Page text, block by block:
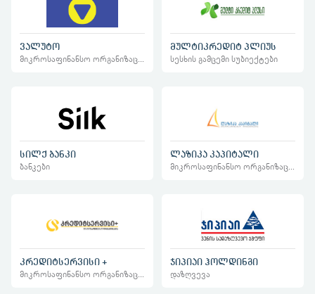
ვალუტო მულტიკრედიტ პლიუს
სესხის გამცემი სუბიექტები
სილქ ბანკი
ბანკები
ლაზიკა კაპიტალი
კრედიტსერვისი + ჯიპიაი ჰოლდინგი
დაზღვევა